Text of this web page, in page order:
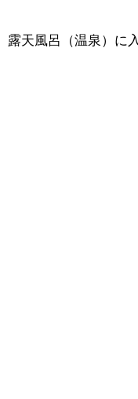
露天風呂（温泉）に